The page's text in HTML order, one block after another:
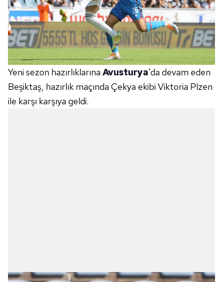
Yeni sezon hazırlıklarına Avusturya'da devam eden
Beşiktaş, hazırlık maçında Çekya ekibi Viktoria Plzen
ile karşı karşıya geldi.